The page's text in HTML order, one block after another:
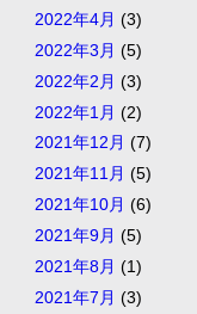
2022年4月 (3)
2022年3月 (5)
2022年2月 (3)
2022年1月 (2)
2021年12月 (7)
2021年11月 (5)
2021年10月 (6)
2021年9月 (5)
2021年8月 (1)
2021年7月 (3)